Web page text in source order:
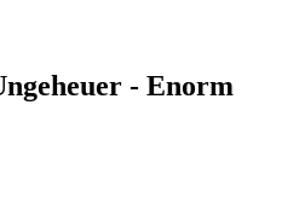
- Enorm